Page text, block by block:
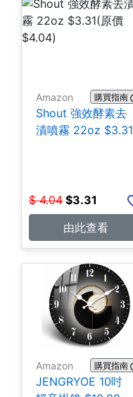
Amazon 購買指南
Shout 強效酵素去
漬噴霧 22oz $3.31
$ 4.04 $3.31
由此查看
Amazon 購買指南
JENGRYOE 10吋